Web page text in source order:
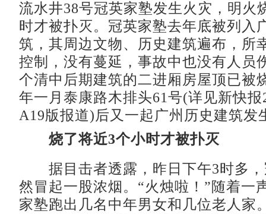
流水井38号冠英家塾发生火灾，明火
时才被扑灭。冠英家塾去年底被列入
筑，其周边文物、历史建筑遍布，所
控制，没有蔓延，事故中也没有人员
个清中后期建筑的二进厢房屋顶已被
年一月泰康路木排头61号(详见新快
A19版报道)后又一起广州历史建筑发
烧了将近3个小时才被扑灭
据目击者透露，昨日下午3时多，
然冒起一股浓烟。“火烛啦！”随着一
家塾跑出几名中年男女和几位老人家